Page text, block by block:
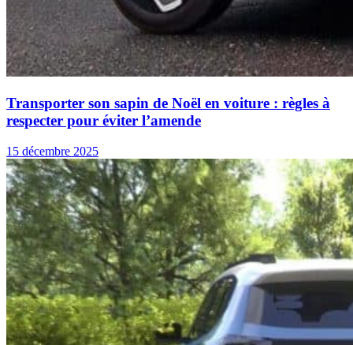
Transporter son sapin de Noël en voiture : règles à
respecter pour éviter l’amende
15 décembre 2025